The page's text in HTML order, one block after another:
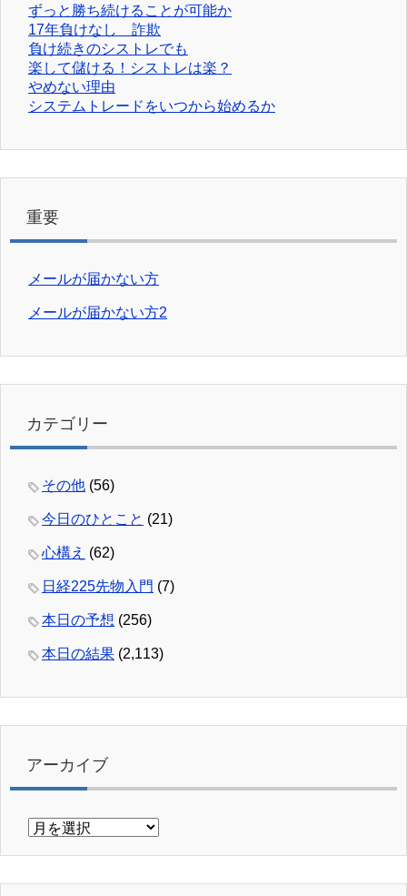
ずっと勝ち続けることが可能か
17年負けなし 詐欺
負け続きのシストレでも
楽して儲ける！シストレは楽？
やめない理由
システムトレードをいつから始めるか
重要
メールが届かない方
メールが届かない方2
カテゴリー
その他 (56)
今日のひとこと (21)
心構え (62)
日経225先物入門 (7)
本日の予想 (256)
本日の結果 (2,113)
アーカイブ
ア
イ